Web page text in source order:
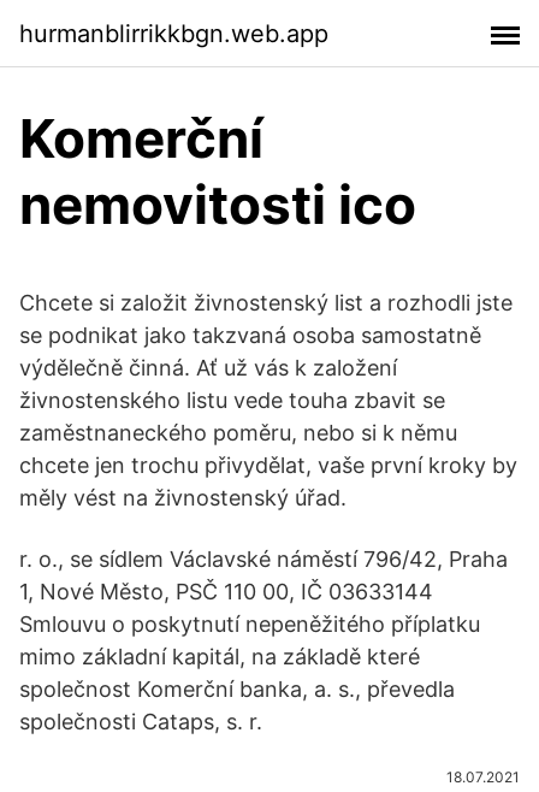
hurmanblirrikkbgn.web.app
Komerční
nemovitosti ico
Chcete si založit živnostenský list a rozhodli jste
se podnikat jako takzvaná osoba samostatně
výdělečně činná. Ať už vás k založení
živnostenského listu vede touha zbavit se
zaměstnaneckého poměru, nebo si k němu
chcete jen trochu přivydělat, vaše první kroky by
měly vést na živnostenský úřad.
r. o., se sídlem Václavské náměstí 796/42, Praha
1, Nové Město, PSČ 110 00, IČ 03633144
Smlouvu o poskytnutí nepeněžitého příplatku
mimo základní kapitál, na základě které
společnost Komerční banka, a. s., převedla
společnosti Cataps, s. r.
18.07.2021